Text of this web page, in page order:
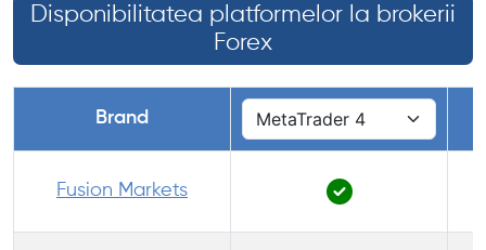
Disponibilitatea platformelor la brokerii
Forex
Brand
Fusion Markets